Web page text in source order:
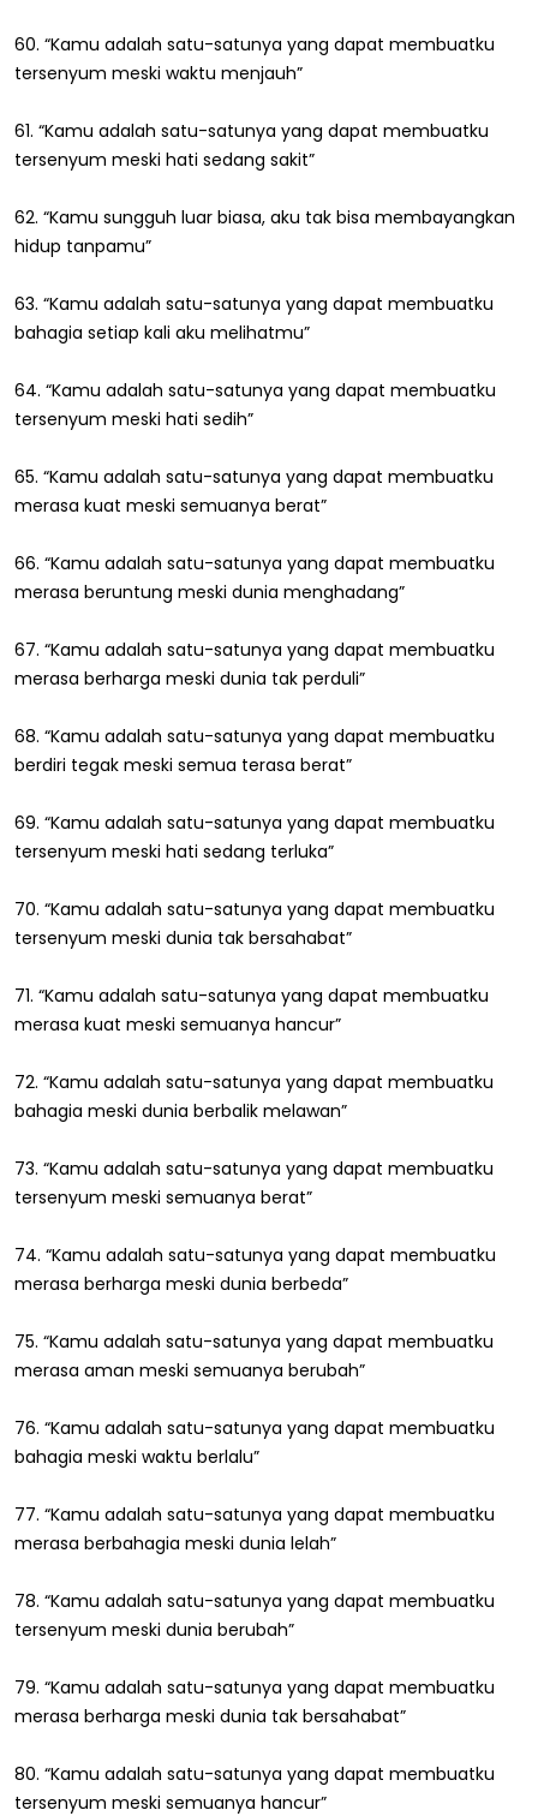
60. “Kamu adalah satu-satunya yang dapat membuatku
tersenyum meski waktu menjauh”
61. “Kamu adalah satu-satunya yang dapat membuatku
tersenyum meski hati sedang sakit”
62. “Kamu sungguh luar biasa, aku tak bisa membayangkan
hidup tanpamu”
63. “Kamu adalah satu-satunya yang dapat membuatku
bahagia setiap kali aku melihatmu”
64. “Kamu adalah satu-satunya yang dapat membuatku
tersenyum meski hati sedih”
65. “Kamu adalah satu-satunya yang dapat membuatku
merasa kuat meski semuanya berat”
66. “Kamu adalah satu-satunya yang dapat membuatku
merasa beruntung meski dunia menghadang”
67. “Kamu adalah satu-satunya yang dapat membuatku
merasa berharga meski dunia tak perduli”
68. “Kamu adalah satu-satunya yang dapat membuatku
berdiri tegak meski semua terasa berat”
69. “Kamu adalah satu-satunya yang dapat membuatku
tersenyum meski hati sedang terluka”
70. “Kamu adalah satu-satunya yang dapat membuatku
tersenyum meski dunia tak bersahabat”
71. “Kamu adalah satu-satunya yang dapat membuatku
merasa kuat meski semuanya hancur”
72. “Kamu adalah satu-satunya yang dapat membuatku
bahagia meski dunia berbalik melawan”
73. “Kamu adalah satu-satunya yang dapat membuatku
tersenyum meski semuanya berat”
74. “Kamu adalah satu-satunya yang dapat membuatku
merasa berharga meski dunia berbeda”
75. “Kamu adalah satu-satunya yang dapat membuatku
merasa aman meski semuanya berubah”
76. “Kamu adalah satu-satunya yang dapat membuatku
bahagia meski waktu berlalu”
77. “Kamu adalah satu-satunya yang dapat membuatku
merasa berbahagia meski dunia lelah”
78. “Kamu adalah satu-satunya yang dapat membuatku
tersenyum meski dunia berubah”
79. “Kamu adalah satu-satunya yang dapat membuatku
merasa berharga meski dunia tak bersahabat”
80. “Kamu adalah satu-satunya yang dapat membuatku
tersenyum meski semuanya hancur”